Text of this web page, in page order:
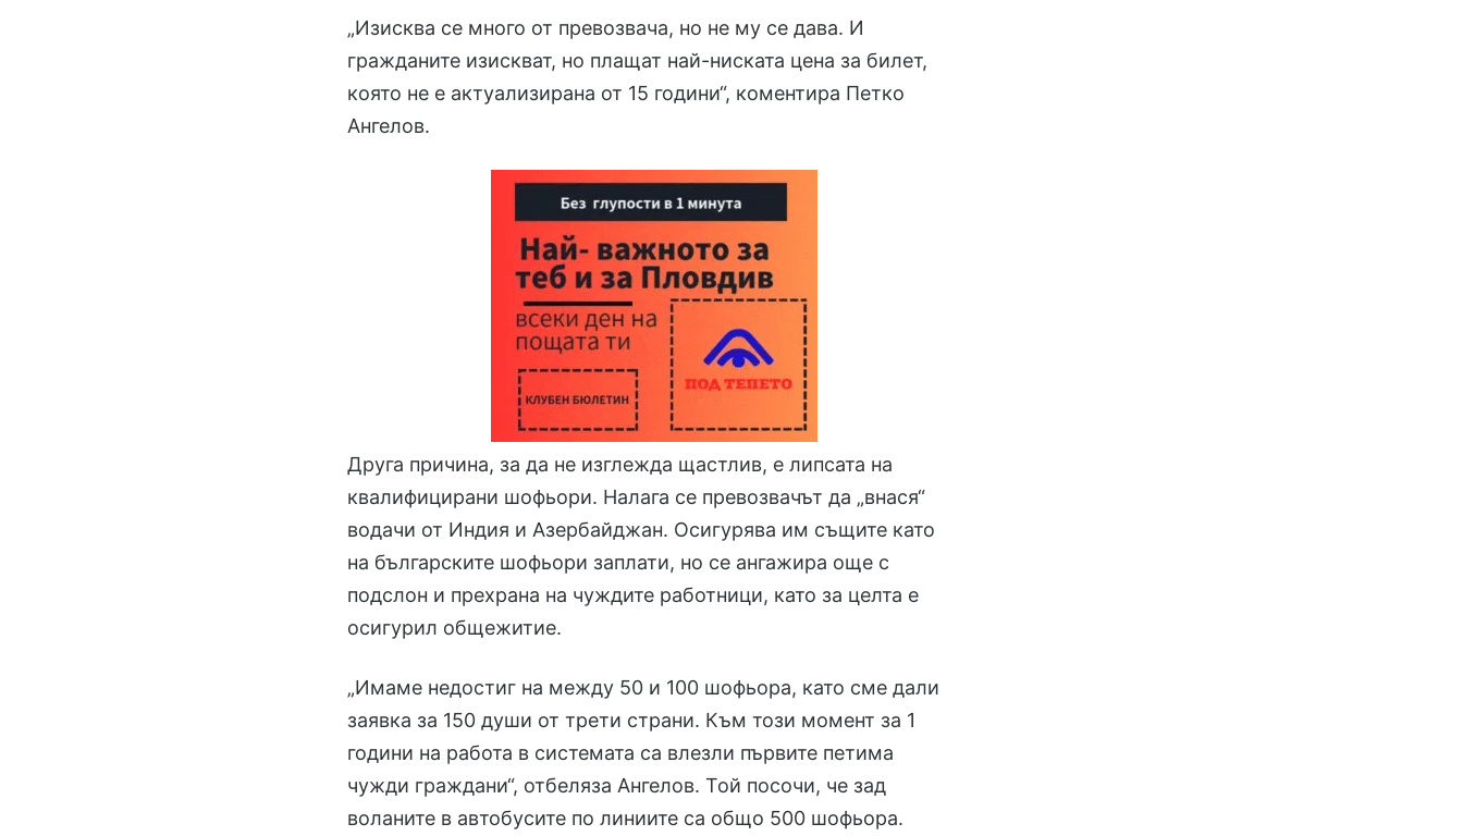
„Изисква се много от превозвача, но не му се дава. И
гражданите изискват, но плащат най-ниската цена за билет,
която не е актуализирана от 15 години“, коментира Петко
Ангелов.
Друга причина, за да не изглежда щастлив, е липсата на
квалифицирани шофьори. Налага се превозвачът да „внася“
водачи от Индия и Азербайджан. Осигурява им същите като
на българските шофьори заплати, но се ангажира още с
подслон и прехрана на чуждите работници, като за целта е
осигурил общежитие.
„Имаме недостиг на между 50 и 100 шофьора, като сме дали
заявка за 150 души от трети страни. Към този момент за 1
години на работа в системата са влезли първите петима
чужди граждани“, отбеляза Ангелов. Той посочи, че зад
воланите в автобусите по линиите са общо 500 шофьора.